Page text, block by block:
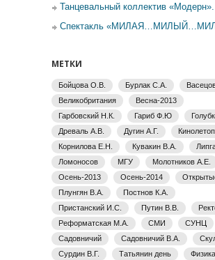
Танцевальный коллектив
Спектакль
МЕТКИ
Бойцова О.В. Бурлак С.А.
Великобритания
Весна-2013
Гарбовский Н.К.
Гариб Ф.Ю
Древаль А.В.
Дугин А.Г.
Корнилова Е.Н.
Кувакин В.А.
Ломоносов
МГУ
Молотников А.Е.
Осень-2013
Осень-2014
Плунгян В.А.
Постнов К.А.
Пристанский И.С.
Путин В.В.
Реформатская М.А.
СМИ СУНЦ
Садовничий
Садовничий В.А.
Сурдин В.Г.
Татьянин день
Физика